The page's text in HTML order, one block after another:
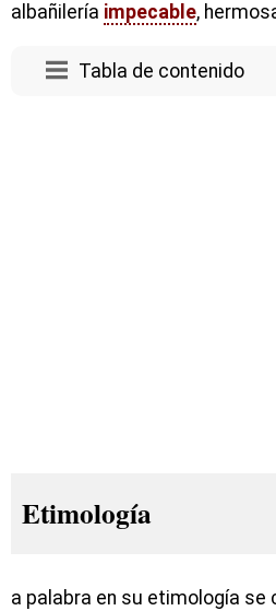
albañilería impecable,
Tabla de contenido
Etimología
a palabra en su etimología se